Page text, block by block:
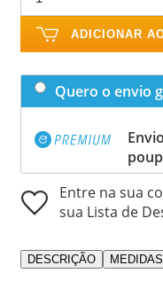
ADICIONAR
Quero o envio
Entre na sua
sua Lista de
DESCRIÇÃO MEDIDAS